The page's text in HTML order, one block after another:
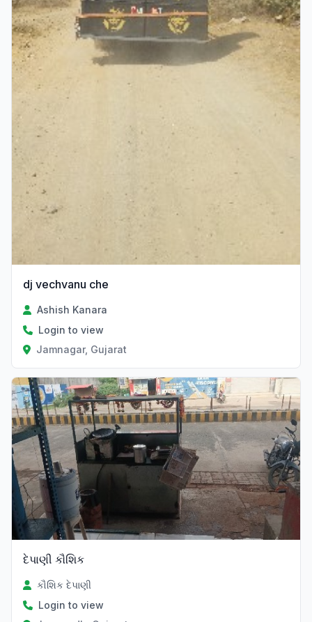
dj vechvanu che
Ashish Kanara
Login to view
Jamnagar, Gujarat
દેપાણી કૌશિક
કૌશિક દેપાણી
Login to view